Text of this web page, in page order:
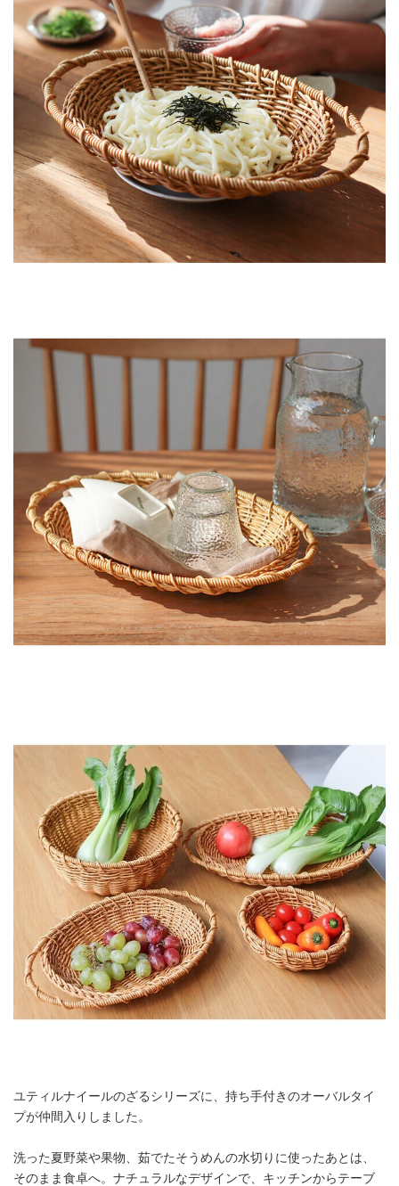
ユティルナイールのざるシリーズに、持ち手付きのオーバルタイ
プが仲間入りしました。
洗った夏野菜や果物、茹でたそうめんの水切りに使ったあとは、
そのまま食卓へ。ナチュラルなデザインで、キッチンからテーブ